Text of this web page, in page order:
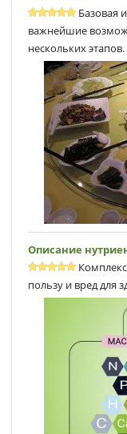
Базовая
важнейшие
нескольких этапов.
Описание
пользу и вред для